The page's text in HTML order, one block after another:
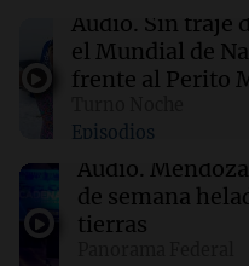
estudio
01:24 Mundo
varios heridos tras
01:09
La transformación
Audio. Sin traje
el Mundial de
frente al Perito
Episodios
Audio.
de semana
tierras